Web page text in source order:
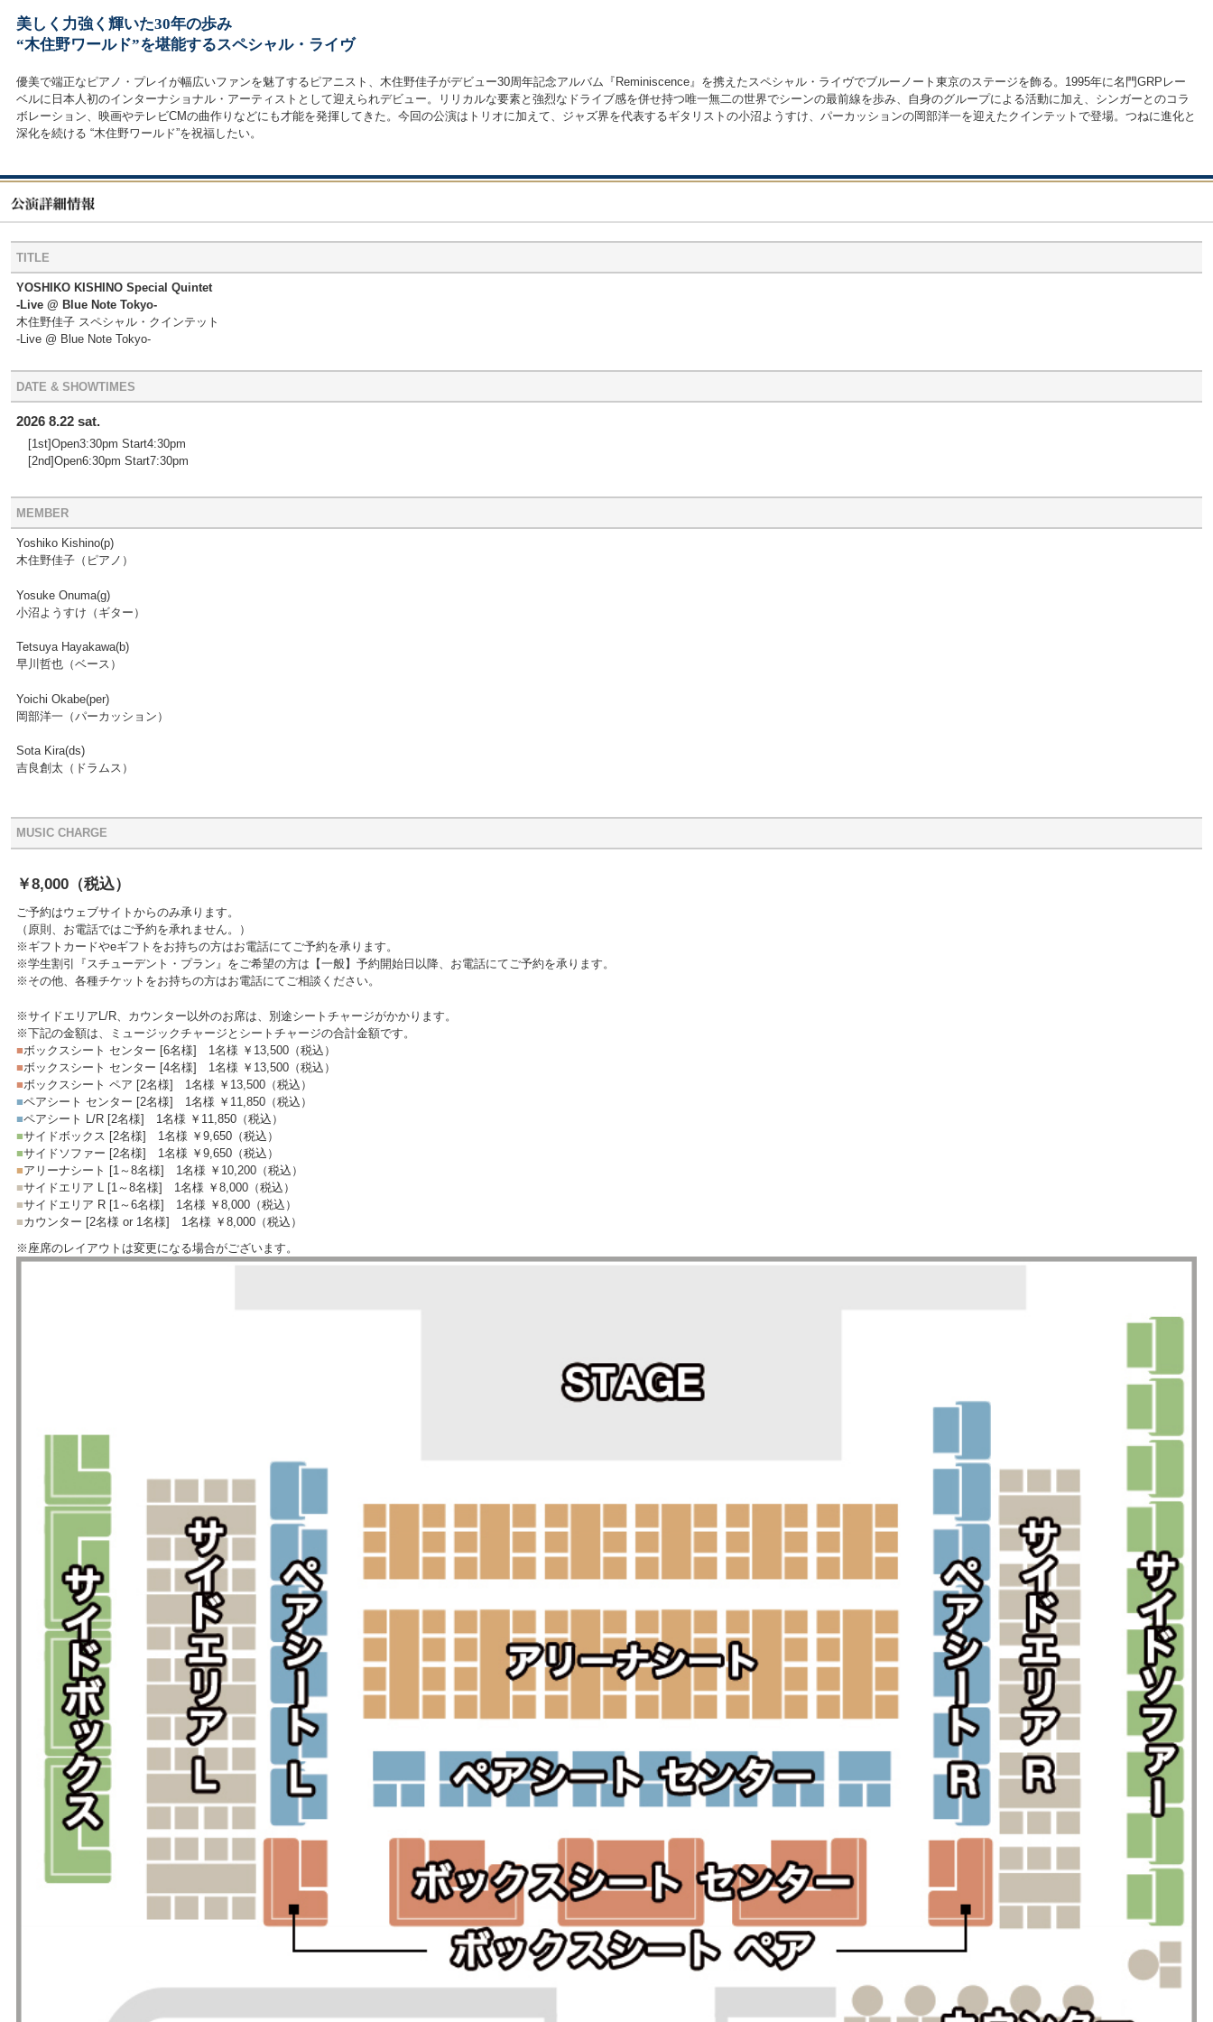
美しく力強く輝いた30年の歩み
“木住野ワールド”を堪能するスペシャル・ライヴ
優美で端正なピアノ・プレイが幅広いファンを魅了するピアニスト、木住野佳子がデビュー30周年記念アルバム『Reminiscence』を携えたスペシャル・ライヴでブルーノート東京のステージを飾る。1995年に名門GRPレー
ベルに日本人初のインターナショナル・アーティストとして迎えられデビュー。リリカルな要素と強烈なドライブ感を併せ持つ唯一無二の世界でシーンの最前線を歩み、自身のグループによる活動に加え、シンガーとのコラ
ボレーション、映画やテレビCMの曲作りなどにも才能を発揮してきた。今回の公演はトリオに加えて、ジャズ界を代表するギタリストの小沼ようすけ、パーカッションの岡部洋一を迎えたクインテットで登場。つねに進化と
深化を続ける “木住野ワールド”を祝福したい。
TITLE
YOSHIKO KISHINO Special Quintet
-Live @ Blue Note Tokyo-
木住野佳子 スペシャル・クインテット
-Live @ Blue Note Tokyo-
DATE & SHOWTIMES
2026 8.22 sat.
[1st]Open3:30pm Start4:30pm
[2nd]Open6:30pm Start7:30pm
MEMBER
Yoshiko Kishino(p)
木住野佳子（ピアノ）
Yosuke Onuma(g)
小沼ようすけ（ギター）
Tetsuya Hayakawa(b)
早川哲也（ベース）
Yoichi Okabe(per)
岡部洋一（パーカッション）
Sota Kira(ds)
吉良創太（ドラムス）
MUSIC CHARGE
￥8,000 （税込）
ご予約はウェブサイトからのみ承ります。
（原則、お電話ではご予約を承れません。）
※ギフトカードやeギフトをお持ちの方はお電話にてご予約を承ります。
※学生割引『スチューデント・プラン』をご希望の方は【一般】予約開始日以降、お電話にてご予約を承ります。
※その他、各種チケットをお持ちの方はお電話にてご相談ください。
※サイドエリアL/R、カウンター以外のお席は、別途シートチャージがかかります。
※下記の金額は、ミュージックチャージとシートチャージの合計金額です。
■ボックスシート センター [6名様] 1名様 ￥13,500 （税込）
■ボックスシート センター [4名様] 1名様 ￥13,500 （税込）
■ボックスシート ペア [2名様] 1名様 ￥13,500 （税込）
■ペアシート センター [2名様] 1名様 ￥11,850 （税込）
■ペアシート L/R [2名様] 1名様 ￥11,850 （税込）
■サイドボックス [2名様] 1名様 ￥9,650 （税込）
■サイドソファー [2名様] 1名様 ￥9,650 （税込）
■アリーナシート [1～8名様] 1名様 ￥10,200 （税込）
■サイドエリア L [1～8名様] 1名様 ￥8,000 （税込）
■サイドエリア R [1～6名様] 1名様 ￥8,000 （税込）
■カウンター [2名様 or 1名様] 1名様 ￥8,000 （税込）
※座席のレイアウトは変更になる場合がございます。